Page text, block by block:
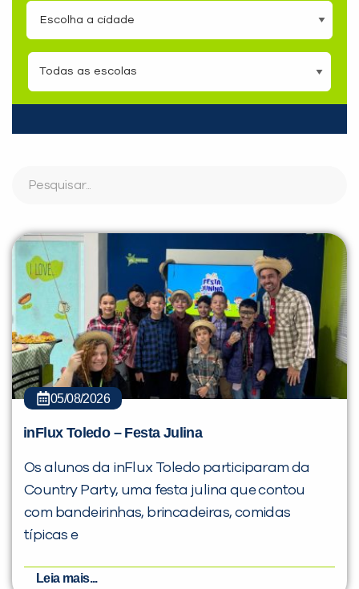
05/08/2026
inFlux Toledo – Festa Julina
Os alunos da inFlux Toledo participaram da
Country Party, uma festa julina que contou
com bandeirinhas, brincadeiras, comidas
típicas e
Leia mais...
PEÇA UMA DEMONSTRAÇÃO DE MÉTODO
Não encontramos nenhuma unidade
Preencha com seus dados abaixo e
com a: